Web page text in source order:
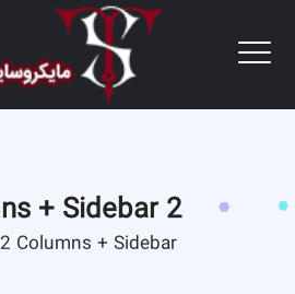
2 Columns + Sidebar
2 Columns + Sidebar